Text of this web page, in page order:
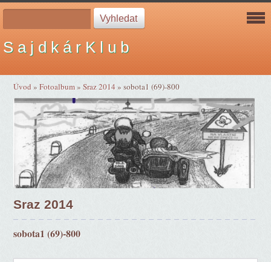
S a j d k á r K l u b
Úvod »Fotoalbum»Sraz 2014»sobota1 (69)-800
Sraz 2014
sobota1 (69)-800